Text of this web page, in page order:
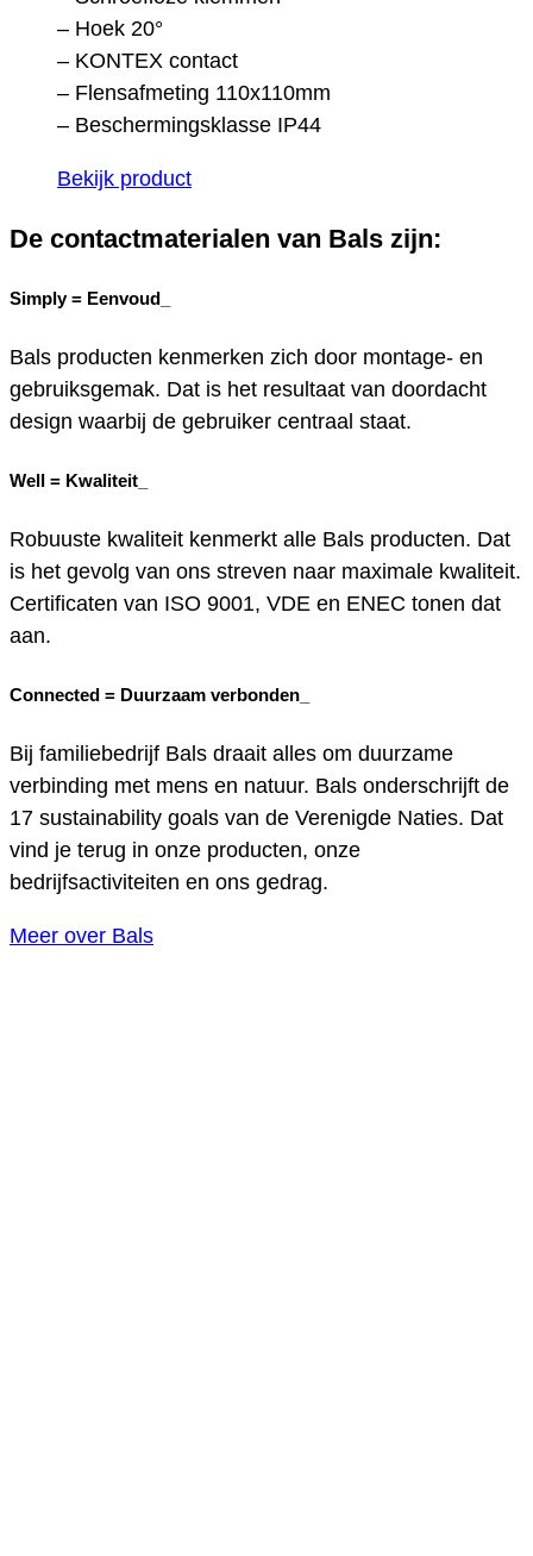
– Hoek 20°
– KONTEX contact
– Flensafmeting 110x110mm
– Beschermingsklasse IP44
Bekijk product
De contactmaterialen van Bals zijn:
Simply = Eenvoud_
Bals producten kenmerken zich door montage- en
gebruiksgemak. Dat is het resultaat van doordacht
design waarbij de gebruiker centraal staat.
Well = Kwaliteit_
Robuuste kwaliteit kenmerkt alle Bals producten. Dat
is het gevolg van ons streven naar maximale kwaliteit.
Certificaten van ISO 9001, VDE en ENEC tonen dat
aan.
Connected = Duurzaam verbonden_
Bij familiebedrijf Bals draait alles om duurzame
verbinding met mens en natuur. Bals onderschrijft de
17 sustainability goals van de Verenigde Naties. Dat
vind je terug in onze producten, onze
bedrijfsactiviteiten en ons gedrag.
Meer over Bals